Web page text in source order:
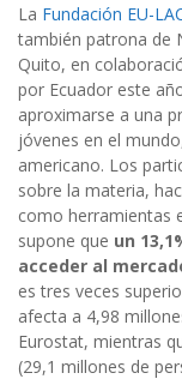
La Fundación EU-
también patrona de
Quito, en
por Ecuador este
aproximarse a una
jóvenes en el
americano. Los
sobre la materia,
como herramientas
supone que un
acceder al
es tres veces
afecta a 4,98
Eurostat, mientras
(29,1 millones de